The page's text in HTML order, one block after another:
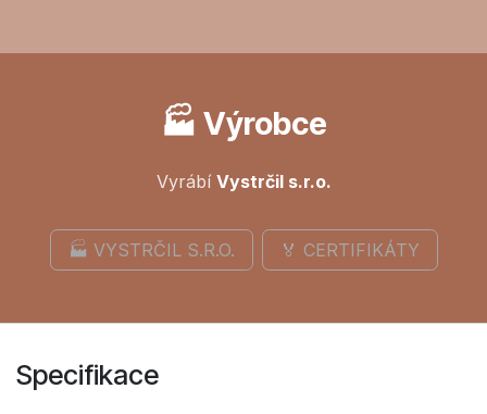
🏭 Výrobce
Vyrábí Vystrčil s.r.o.
🏭 VYSTRČIL S.R.O. 🏅 CERTIFIKÁTY
Specifikace